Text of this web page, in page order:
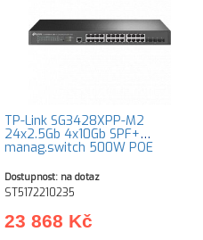
TP-Link SG3428XPP-M2
24x2.5Gb 4x10Gb SPF+
manag.switch 500W POE
Dostupnost: na dotaz
ST5172210235
23 868 Kč